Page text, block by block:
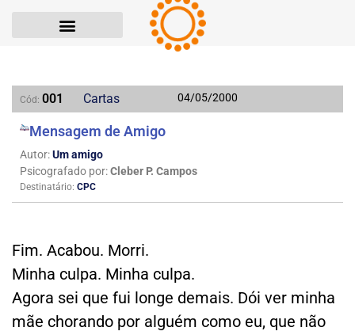
Cód: 001 Cartas 04/05/2000
Mensagem de Amigo
Autor:Um amigo
Psicografado por:Cleber P. Campos
Destinatário: CPC
Fim. Acabou. Morri.
Minha culpa. Minha culpa.
Agora sei que fui longe demais. Dói ver minha
mãe chorando por alguém como eu, que não